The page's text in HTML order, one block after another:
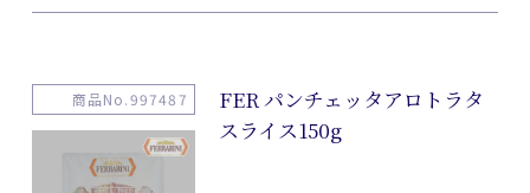
商品No.997487
FER パンチェッタアロトラタ
スライス150g